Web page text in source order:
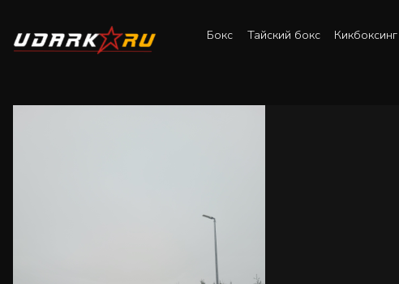
Бокс Тайский бокс Кикбоксинг